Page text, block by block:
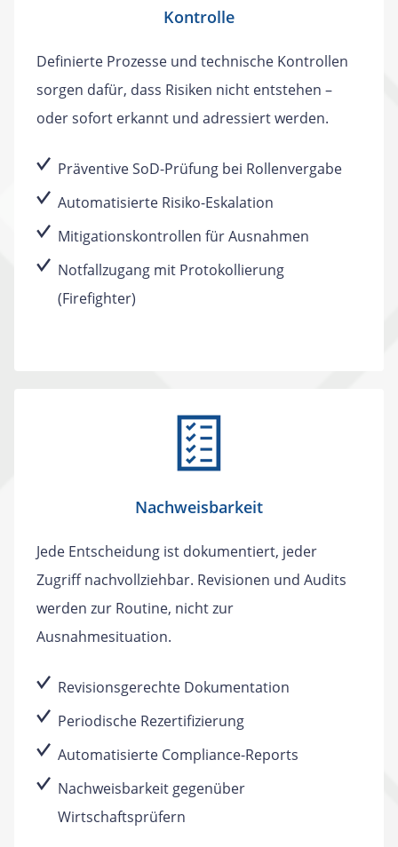
Kontrolle
Definierte Prozesse und technische Kontrollen
sorgen dafür, dass Risiken nicht entstehen –
oder sofort erkannt und adressiert werden.
Präventive SoD-Prüfung bei Rollenvergabe
Automatisierte Risiko-Eskalation
Mitigationskontrollen für Ausnahmen
Notfallzugang mit Protokollierung
(Firefighter)
Nachweisbarkeit
Jede Entscheidung ist dokumentiert, jeder
Zugriff nachvollziehbar. Revisionen und Audits
werden zur Routine, nicht zur
Ausnahmesituation.
Revisionsgerechte Dokumentation
Periodische Rezertifizierung
Automatisierte Compliance-Reports
Nachweisbarkeit gegenüber
Wirtschaftsprüfern